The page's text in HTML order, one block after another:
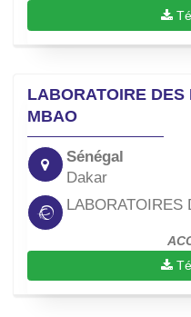
LABORATOIRE DES
MBAO
Sénégal
Dakar
LABORATOIRES